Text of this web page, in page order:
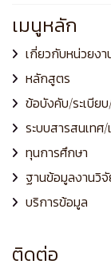
เมนูหลัก
เกี่ยวกับหน่วยงา
หลักสูตร
ข้อบังคับ/ระเบีย
ระบบสารสนเทศ
ทุนการศึกษา
ฐานข้อมูลงานวิจั
บริการข้อมูล
ติดต่อ